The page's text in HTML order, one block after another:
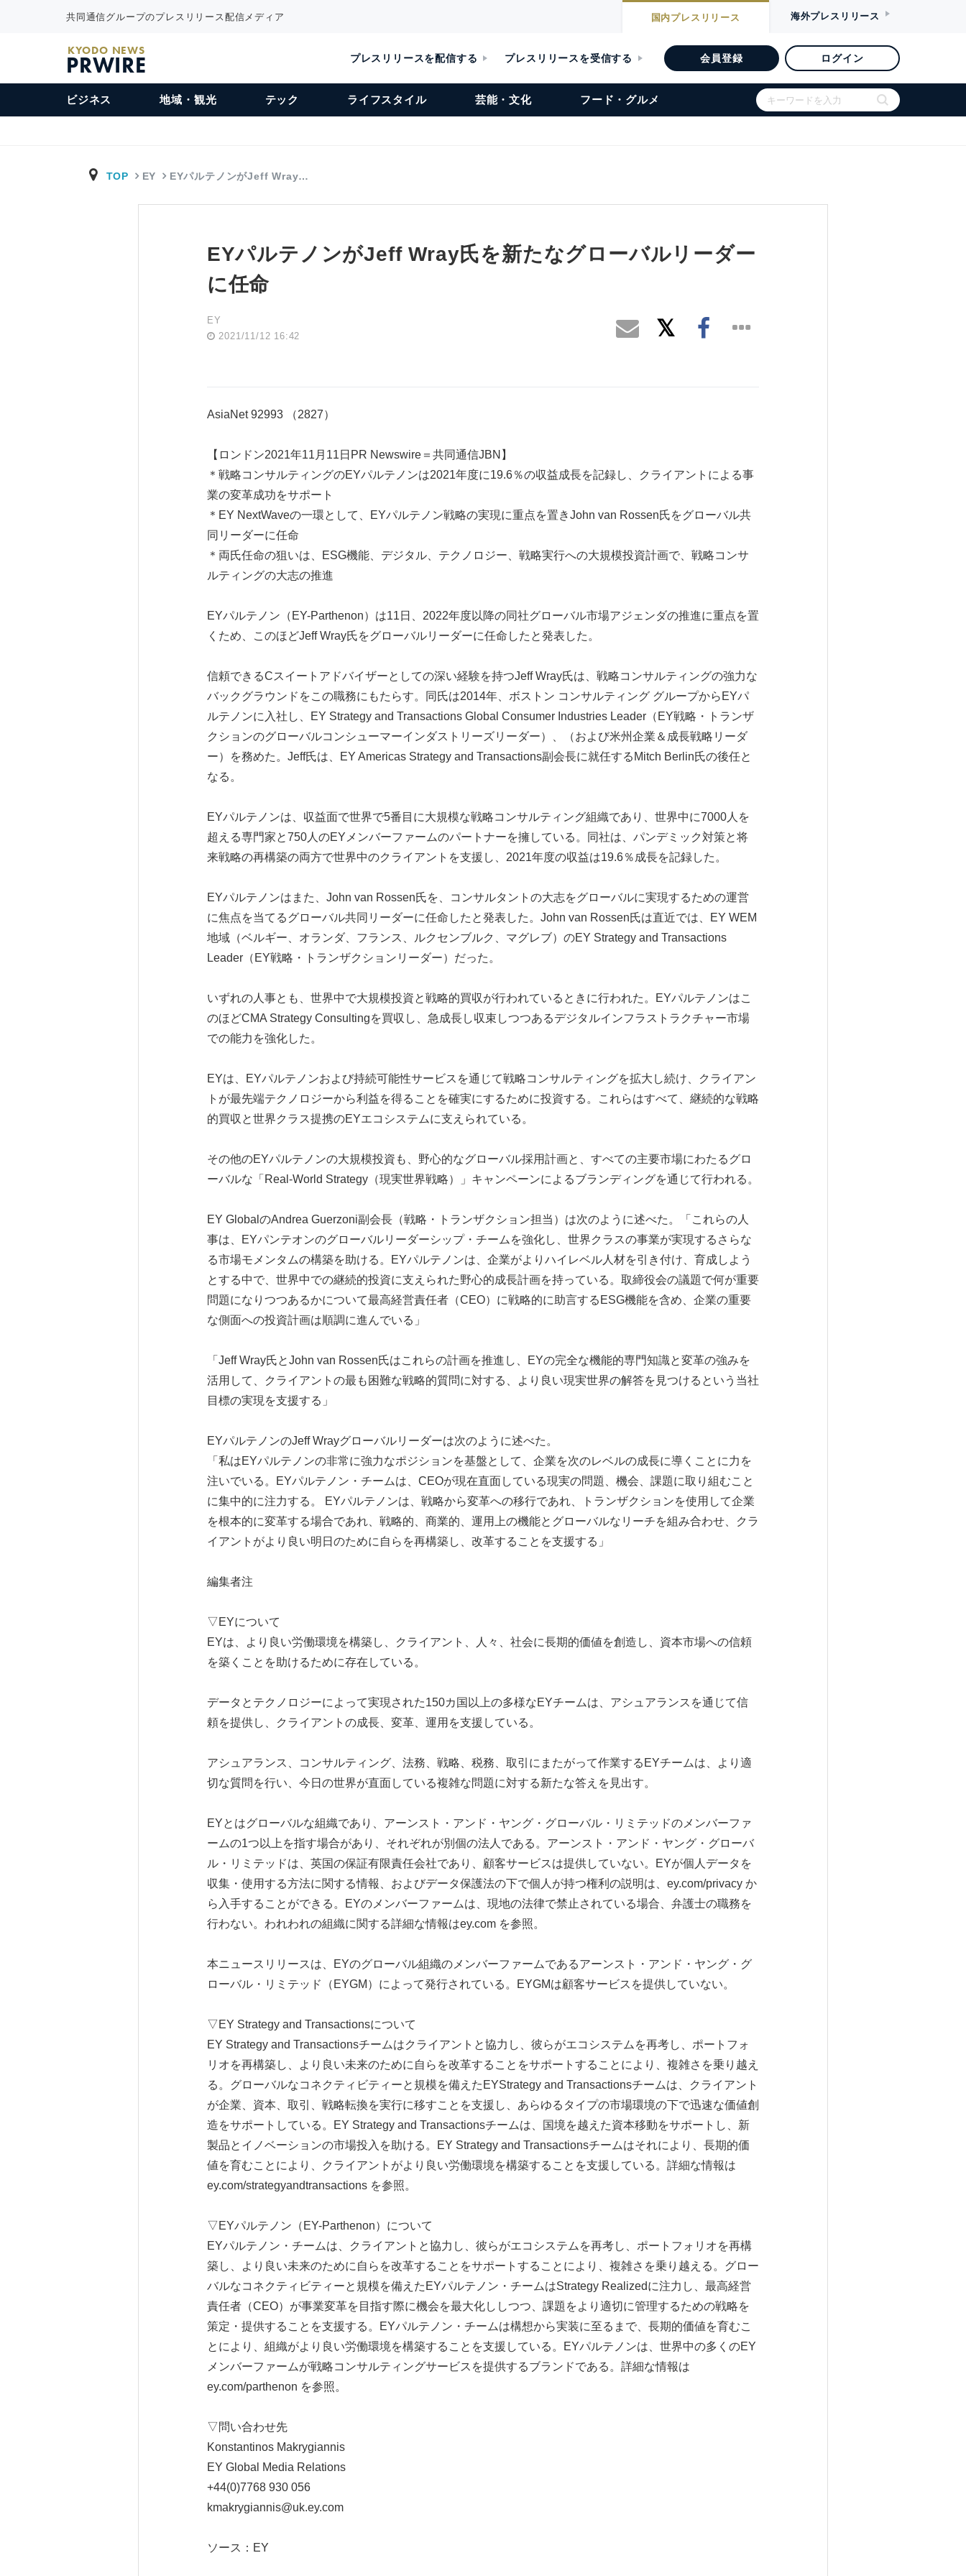
共同通信グループのプレスリリース配信メディア 国内プレスリリース 海外プレスリリース
KYODO NEWS
PRWIRE プレスリリースを配信する プレスリリースを受信する 会員登録 ログイン
ビジネス 地域・観光 テック ライフスタイル 芸能・文化 フード・グルメ
TOP EY EYパルテノンがJeff Wray…
EYパルテノンがJeff Wray氏を新たなグローバルリーダー
に任命
EY
2021/11/12 16:42
AsiaNet 92993 （2827）
【ロンドン2021年11月11日PR Newswire＝共同通信JBN】
＊戦略コンサルティングのEYパルテノンは2021年度に19.6％の収益成長を記録し、クライアントによる事
業の変革成功をサポート
＊EY NextWaveの一環として、EYパルテノン戦略の実現に重点を置きJohn van Rossen氏をグローバル共
同リーダーに任命
＊両氏任命の狙いは、ESG機能、デジタル、テクノロジー、戦略実行への大規模投資計画で、戦略コンサ
ルティングの大志の推進
EYパルテノン（EY-Parthenon）は11日、2022年度以降の同社グローバル市場アジェンダの推進に重点を置
くため、このほどJeff Wray氏をグローバルリーダーに任命したと発表した。
信頼できるCスイートアドバイザーとしての深い経験を持つJeff Wray氏は、戦略コンサルティングの強力な
バックグラウンドをこの職務にもたらす。同氏は2014年、ボストン コンサルティング グループからEYパ
ルテノンに入社し、EY Strategy and Transactions Global Consumer Industries Leader（EY戦略・トランザ
クションのグローバルコンシューマーインダストリーズリーダー）、（および米州企業＆成長戦略リーダ
ー）を務めた。Jeff氏は、EY Americas Strategy and Transactions副会長に就任するMitch Berlin氏の後任と
なる。
EYパルテノンは、収益面で世界で5番目に大規模な戦略コンサルティング組織であり、世界中に7000人を
超える専門家と750人のEYメンバーファームのパートナーを擁している。同社は、パンデミック対策と将
来戦略の再構築の両方で世界中のクライアントを支援し、2021年度の収益は19.6％成長を記録した。
EYパルテノンはまた、John van Rossen氏を、コンサルタントの大志をグローバルに実現するための運営
に焦点を当てるグローバル共同リーダーに任命したと発表した。John van Rossen氏は直近では、EY WEM
地域（ベルギー、オランダ、フランス、ルクセンブルク、マグレブ）のEY Strategy and Transactions
Leader（EY戦略・トランザクションリーダー）だった。
いずれの人事とも、世界中で大規模投資と戦略的買収が行われているときに行われた。EYパルテノンはこ
のほどCMA Strategy Consultingを買収し、急成長し収束しつつあるデジタルインフラストラクチャー市場
での能力を強化した。
EYは、EYパルテノンおよび持続可能性サービスを通じて戦略コンサルティングを拡大し続け、クライアン
トが最先端テクノロジーから利益を得ることを確実にするために投資する。これらはすべて、継続的な戦略
的買収と世界クラス提携のEYエコシステムに支えられている。
その他のEYパルテノンの大規模投資も、野心的なグローバル採用計画と、すべての主要市場にわたるグロ
ーバルな「Real-World Strategy（現実世界戦略）」キャンペーンによるブランディングを通じて行われる。
EY GlobalのAndrea Guerzoni副会長（戦略・トランザクション担当）は次のように述べた。「これらの人
事は、EYパンテオンのグローバルリーダーシップ・チームを強化し、世界クラスの事業が実現するさらな
る市場モメンタムの構築を助ける。EYパルテノンは、企業がよりハイレベル人材を引き付け、育成しよう
とする中で、世界中での継続的投資に支えられた野心的成長計画を持っている。取締役会の議題で何が重要
問題になりつつあるかについて最高経営責任者（CEO）に戦略的に助言するESG機能を含め、企業の重要
な側面への投資計画は順調に進んでいる」
「Jeff Wray氏とJohn van Rossen氏はこれらの計画を推進し、EYの完全な機能的専門知識と変革の強みを
活用して、クライアントの最も困難な戦略的質問に対する、より良い現実世界の解答を見つけるという当社
目標の実現を支援する」
EYパルテノンのJeff Wrayグローバルリーダーは次のように述べた。
「私はEYパルテノンの非常に強力なポジションを基盤として、企業を次のレベルの成長に導くことに力を
注いでいる。EYパルテノン・チームは、CEOが現在直面している現実の問題、機会、課題に取り組むこと
に集中的に注力する。 EYパルテノンは、戦略から変革への移行であれ、トランザクションを使用して企業
を根本的に変革する場合であれ、戦略的、商業的、運用上の機能とグローバルなリーチを組み合わせ、クラ
イアントがより良い明日のために自らを再構築し、改革することを支援する」
編集者注
▽EYについて
EYは、より良い労働環境を構築し、クライアント、人々、社会に長期的価値を創造し、資本市場への信頼
を築くことを助けるために存在している。
データとテクノロジーによって実現された150カ国以上の多様なEYチームは、アシュアランスを通じて信
頼を提供し、クライアントの成長、変革、運用を支援している。
アシュアランス、コンサルティング、法務、戦略、税務、取引にまたがって作業するEYチームは、より適
切な質問を行い、今日の世界が直面している複雑な問題に対する新たな答えを見出す。
EYとはグローバルな組織であり、アーンスト・アンド・ヤング・グローバル・リミテッドのメンバーファ
ームの1つ以上を指す場合があり、それぞれが別個の法人である。アーンスト・アンド・ヤング・グローバ
ル・リミテッドは、英国の保証有限責任会社であり、顧客サービスは提供していない。EYが個人データを
収集・使用する方法に関する情報、およびデータ保護法の下で個人が持つ権利の説明は、ey.com/privacy か
ら入手することができる。EYのメンバーファームは、現地の法律で禁止されている場合、弁護士の職務を
行わない。われわれの組織に関する詳細な情報はey.com を参照。
本ニュースリリースは、EYのグローバル組織のメンバーファームであるアーンスト・アンド・ヤング・グ
ローバル・リミテッド（EYGM）によって発行されている。EYGMは顧客サービスを提供していない。
▽EY Strategy and Transactionsについて
EY Strategy and Transactionsチームはクライアントと協力し、彼らがエコシステムを再考し、ポートフォ
リオを再構築し、より良い未来のために自らを改革することをサポートすることにより、複雑さを乗り越え
る。グローバルなコネクティビティーと規模を備えたEYStrategy and Transactionsチームは、クライアント
が企業、資本、取引、戦略転換を実行に移すことを支援し、あらゆるタイプの市場環境の下で迅速な価値創
造をサポートしている。EY Strategy and Transactionsチームは、国境を越えた資本移動をサポートし、新
製品とイノベーションの市場投入を助ける。EY Strategy and Transactionsチームはそれにより、長期的価
値を育むことにより、クライアントがより良い労働環境を構築することを支援している。詳細な情報は
ey.com/strategyandtransactions を参照。
▽EYパルテノン（EY-Parthenon）について
EYパルテノン・チームは、クライアントと協力し、彼らがエコシステムを再考し、ポートフォリオを再構
築し、より良い未来のために自らを改革することをサポートすることにより、複雑さを乗り越える。グロー
バルなコネクティビティーと規模を備えたEYパルテノン・チームはStrategy Realizedに注力し、最高経営
責任者（CEO）が事業変革を目指す際に機会を最大化ししつつ、課題をより適切に管理するための戦略を
策定・提供することを支援する。EYパルテノン・チームは構想から実装に至るまで、長期的価値を育むこ
とにより、組織がより良い労働環境を構築することを支援している。EYパルテノンは、世界中の多くのEY
メンバーファームが戦略コンサルティングサービスを提供するブランドである。詳細な情報は
ey.com/parthenon を参照。
▽問い合わせ先
Konstantinos Makrygiannis
EY Global Media Relations
+44(0)7768 930 056
kmakrygiannis@uk.ey.com
ソース：EY
English